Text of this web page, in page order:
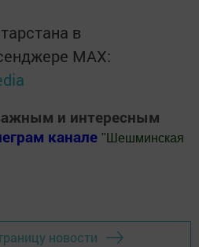
в
MАХ:
и интересным
канале " Шешминская
новости